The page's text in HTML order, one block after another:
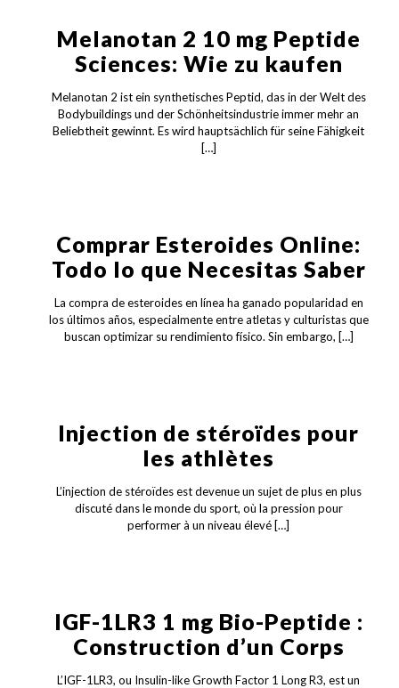
Melanotan 2 10 mg Peptide
Sciences: Wie zu kaufen
Melanotan 2 ist ein synthetisches Peptid, das in der Welt des
Bodybuildings und der Schönheitsindustrie immer mehr an
Beliebtheit gewinnt. Es wird hauptsächlich für seine Fähigkeit
[…]
Comprar Esteroides Online:
Todo lo que Necesitas Saber
La compra de esteroides en línea ha ganado popularidad en
los últimos años, especialmente entre atletas y culturistas que
buscan optimizar su rendimiento físico. Sin embargo, […]
Injection de stéroïdes pour
les athlètes
L’injection de stéroïdes est devenue un sujet de plus en plus
discuté dans le monde du sport, où la pression pour
performer à un niveau élevé […]
IGF-1LR3 1 mg Bio-Peptide :
Construction d’un Corps
L’IGF-1LR3, ou Insulin-like Growth Factor 1 Long R3, est un